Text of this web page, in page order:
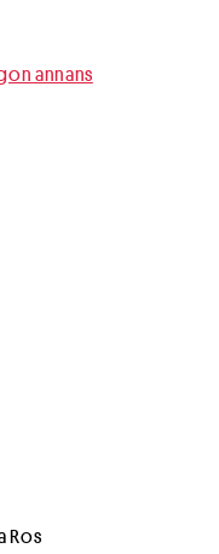
annans
Ros